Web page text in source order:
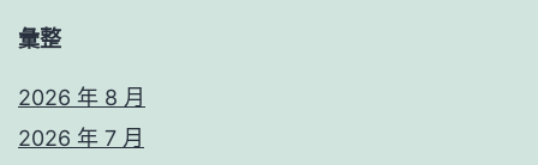
彙整
2026 年 8 月
2026 年 7 月